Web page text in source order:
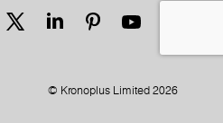
© Kronoplus Limited 2026